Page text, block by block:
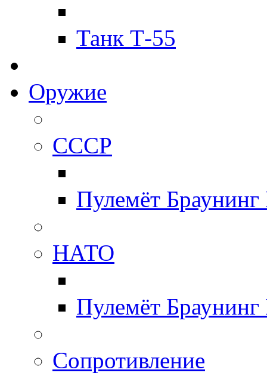
Танк Т-55
Оружие
СССР
Пулемёт
НАТО
Пулемёт
Сопротивление